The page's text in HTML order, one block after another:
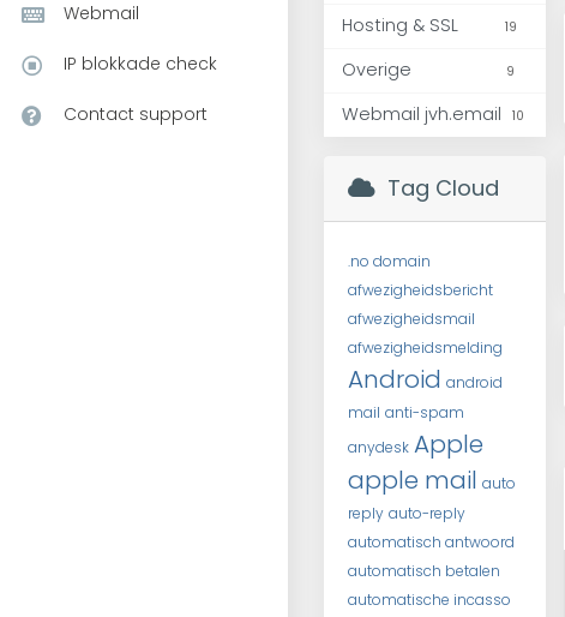
Webmail
IP blokkade check
Contact support
Hosting & SSL 19
Overige 9
Webmail jvh.email 10
Tag Cloud
.no domain
afwezigheidsbericht
afwezigheidsmail
afwezigheidsmelding
Android android
mail anti-spam
anydesk Apple
apple mail auto
reply auto-reply
automatisch antwoord
automatisch betalen
automatische incasso